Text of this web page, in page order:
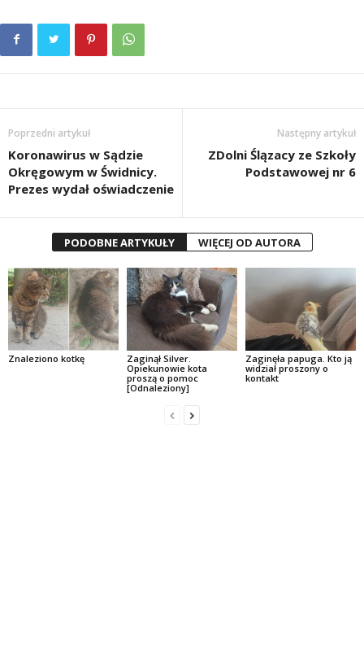
Poprzedni artykuł
Koronawirus w Sądzie
Okręgowym w Świdnicy.
Prezes wydał oświadczenie
Następny artykuł
ZDolni Ślązacy ze Szkoły
Podstawowej nr 6
PODOBNE ARTYKUŁY WIĘCEJ OD AUTORA
Znaleziono kotkę
Zaginął Silver.
Opiekunowie kota
proszą o pomoc
[Odnaleziony]
Zaginęła papuga. Kto ją
widział proszony o
kontakt